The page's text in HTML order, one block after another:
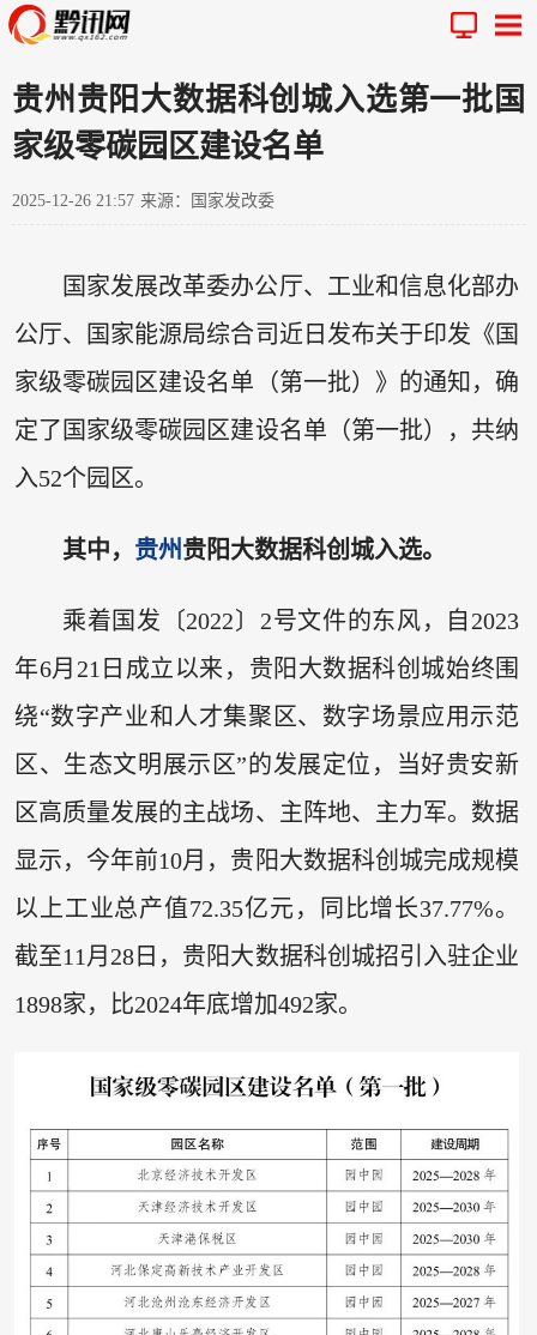
贵州贵阳大数据科创城入选第一批国
家级零碳园区建设名单
2025-12-26 21:57 来源：国家发改委
国家发展改革委办公厅、工业和信息化部办
公厅、国家能源局综合司近日发布关于印发《国
家级零碳园区建设名单（第一批）》的通知，确
定了国家级零碳园区建设名单（第一批），共纳
入52个园区。
其中， 贵州贵阳大数据科创城入选。
乘着国发〔2022〕2号文件的东风，自2023
年6月21日成立以来，贵阳大数据科创城始终围
绕“数字产业和人才集聚区、数字场景应用示范
区、生态文明展示区”的发展定位，当好贵安新
区高质量发展的主战场、主阵地、主力军。数据
显示，今年前10月，贵阳大数据科创城完成规模
以上工业总产值72.35亿元，同比增长37.77%。
截至11月28日，贵阳大数据科创城招引入驻企业
1898家，比2024年底增加492家。